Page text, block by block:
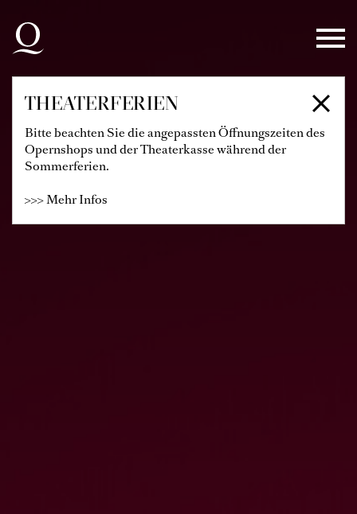
Zur Hauptnavigation springen
Zum Hauptinhalt springen
Zum Footer springen
THEATERFERIEN
Bitte beachten Sie die angepassten Öffnungszeiten des
Opernshops und der Theaterkasse während der
Sommerferien.
>>> Mehr Infos